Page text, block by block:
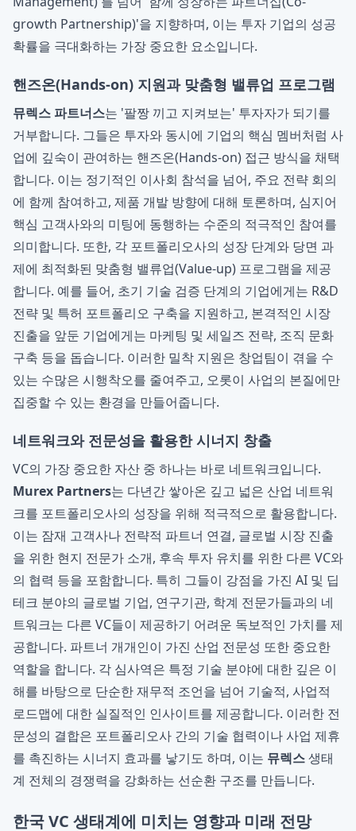
growth Partnership)'을 지향하며, 이는 투자 기업의 성공
확률을 극대화하는 가장 중요한 요소입니다.
핸즈온(Hands-on) 지원과 맞춤형 밸류업 프로그램
뮤렉스 파트너스는 '팔짱 끼고 지켜보는' 투자자가 되기를
거부합니다. 그들은 투자와 동시에 기업의 핵심 멤버처럼 사
업에 깊숙이 관여하는 핸즈온(Hands-on) 접근 방식을 채택
합니다. 이는 정기적인 이사회 참석을 넘어, 주요 전략 회의
에 함께 참여하고, 제품 개발 방향에 대해 토론하며, 심지어
핵심 고객사와의 미팅에 동행하는 수준의 적극적인 참여를
의미합니다. 또한, 각 포트폴리오사의 성장 단계와 당면 과
제에 최적화된 맞춤형 밸류업(Value-up) 프로그램을 제공
합니다. 예를 들어, 초기 기술 검증 단계의 기업에게는 R&D
전략 및 특허 포트폴리오 구축을 지원하고, 본격적인 시장
진출을 앞둔 기업에게는 마케팅 및 세일즈 전략, 조직 문화
구축 등을 돕습니다. 이러한 밀착 지원은 창업팀이 겪을 수
있는 수많은 시행착오를 줄여주고, 오롯이 사업의 본질에만
집중할 수 있는 환경을 만들어줍니다.
네트워크와 전문성을 활용한 시너지 창출
VC의 가장 중요한 자산 중 하나는 바로 네트워크입니다.
Murex Partners는 다년간 쌓아온 깊고 넓은 산업 네트워
크를 포트폴리오사의 성장을 위해 적극적으로 활용합니다.
이는 잠재 고객사나 전략적 파트너 연결, 글로벌 시장 진출
을 위한 현지 전문가 소개, 후속 투자 유치를 위한 다른 VC와
의 협력 등을 포함합니다. 특히 그들이 강점을 가진 AI 및 딥
테크 분야의 글로벌 기업, 연구기관, 학계 전문가들과의 네
트워크는 다른 VC들이 제공하기 어려운 독보적인 가치를 제
공합니다. 파트너 개개인이 가진 산업 전문성 또한 중요한
역할을 합니다. 각 심사역은 특정 기술 분야에 대한 깊은 이
해를 바탕으로 단순한 재무적 조언을 넘어 기술적, 사업적
로드맵에 대한 실질적인 인사이트를 제공합니다. 이러한 전
문성의 결합은 포트폴리오사 간의 기술 협력이나 사업 제휴
를 촉진하는 시너지 효과를 낳기도 하며, 이는 뮤렉스생태
계 전체의 경쟁력을 강화하는 선순환 구조를 만듭니다.
한국 VC 생태계에 미치는 영향과 미래 전망